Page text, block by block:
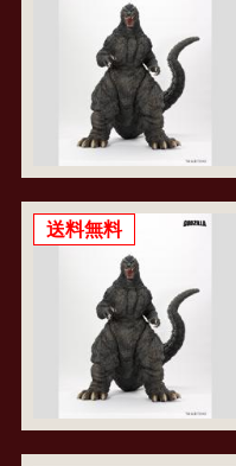
送料無料